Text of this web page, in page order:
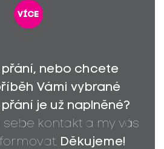
více
přání, nebo chcete
Vámi vybrané
přání je už naplněné?
kontakt a my vás
Děkujeme!